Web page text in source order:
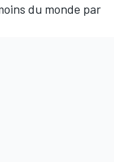
du monde par